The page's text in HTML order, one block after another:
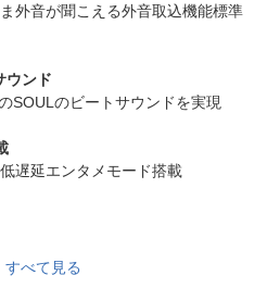
外音が聞こえる外音取込機能標準
ウンド
SOULのビートサウンドを実現
遅延エンタメモード搭載
すべて見る